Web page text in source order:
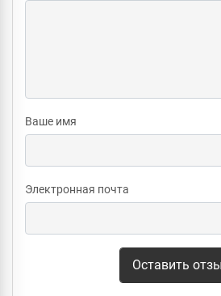
Ваше имя
Электронная почта
Оставить